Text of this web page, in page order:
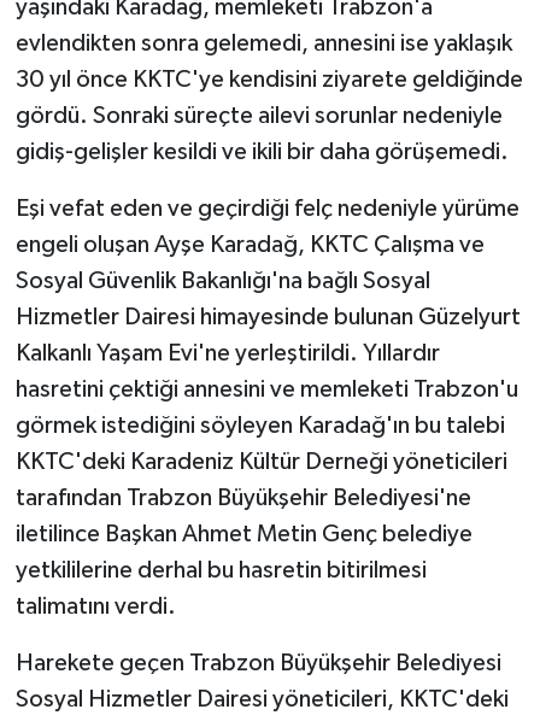
yaşındaki Karadağ, memleketi Trabzon'a
evlendikten sonra gelemedi, annesini ise yaklaşık
30 yıl önce KKTC'ye kendisini ziyarete geldiğinde
gördü. Sonraki süreçte ailevi sorunlar nedeniyle
gidiş-gelişler kesildi ve ikili bir daha görüşemedi.
Eşi vefat eden ve geçirdiği felç nedeniyle yürüme
engeli oluşan Ayşe Karadağ, KKTC Çalışma ve
Sosyal Güvenlik Bakanlığı'na bağlı Sosyal
Hizmetler Dairesi himayesinde bulunan Güzelyurt
Kalkanlı Yaşam Evi'ne yerleştirildi. Yıllardır
hasretini çektiği annesini ve memleketi Trabzon'u
görmek istediğini söyleyen Karadağ'ın bu talebi
KKTC'deki Karadeniz Kültür Derneği yöneticileri
tarafından Trabzon Büyükşehir Belediyesi'ne
iletilince Başkan Ahmet Metin Genç belediye
yetkililerine derhal bu hasretin bitirilmesi
talimatını verdi.
Harekete geçen Trabzon Büyükşehir Belediyesi
Sosyal Hizmetler Dairesi yöneticileri, KKTC'deki